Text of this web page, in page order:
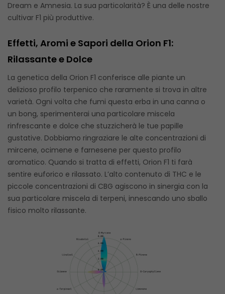
Dream e Amnesia. La sua particolarità? È una delle nostre
cultivar F1 più produttive.
Effetti, Aromi e Sapori della Orion F1:
Rilassante e Dolce
La genetica della Orion F1 conferisce alle piante un
delizioso profilo terpenico che raramente si trova in altre
varietà. Ogni volta che fumi questa erba in una canna o
un bong, sperimenterai una particolare miscela
rinfrescante e dolce che stuzzicherà le tue papille
gustative. Dobbiamo ringraziare le alte concentrazioni di
mircene, ocimene e farnesene per questo profilo
aromatico. Quando si tratta di effetti, Orion F1 ti farà
sentire euforico e rilassato. L’alto contenuto di THC e le
piccole concentrazioni di CBG agiscono in sinergia con la
sua particolare miscela di terpeni, innescando uno sballo
fisico molto rilassante.